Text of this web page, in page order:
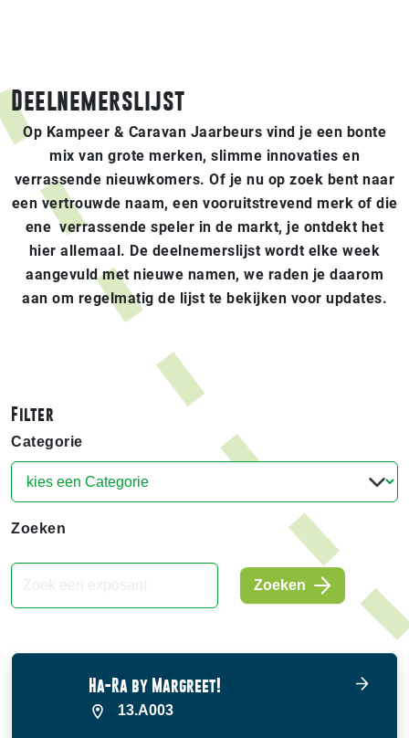
Deelnemerslijst
Op Kampeer & Caravan Jaarbeurs vind je een bonte
mix van grote merken, slimme innovaties en
verrassende nieuwkomers. Of je nu op zoek bent naar
een vertrouwde naam, een vooruitstrevend merk of die
ene verrassende speler in de markt, je ontdekt het
hier allemaal. De deelnemerslijst wordt elke week
aangevuld met nieuwe namen, we raden je daarom
aan om regelmatig de lijst te bekijken voor updates.
Filter
Categorie
Zoeken
Zoeken
Ha-Ra by Margreet!
13.A003